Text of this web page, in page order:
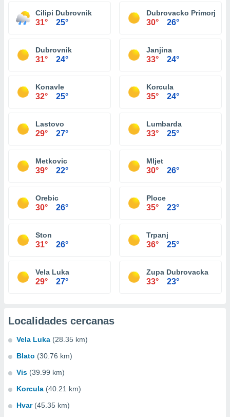
Cilipi Dubrovnik
31° 25°
Dubrovacko Primorje
30° 26°
Dubrovnik
31° 24°
Janjina
33° 24°
Konavle
32° 25°
Korcula
35° 24°
Lastovo
29° 27°
Lumbarda
33° 25°
Metkovic
39° 22°
Mljet
30° 26°
Orebic
30° 26°
Ploce
35° 23°
Ston
31° 26°
Trpanj
36° 25°
Vela Luka
29° 27°
Zupa Dubrovacka
33° 23°
Localidades cercanas
Vela Luka (28.35 km)
Blato (30.76 km)
Vis (39.99 km)
Korcula (40.21 km)
Hvar (45.35 km)